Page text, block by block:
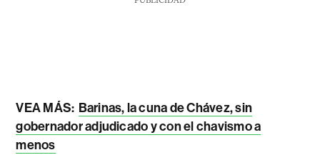
VEA MÁS: Barinas, la cuna de Chávez, sin
gobernador adjudicado y con el chavismo a
menos